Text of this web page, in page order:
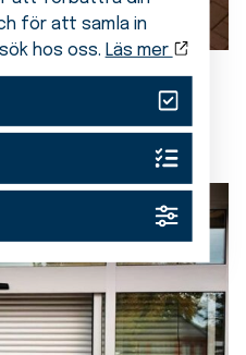
3
för att samla in
hos oss. Läs mer